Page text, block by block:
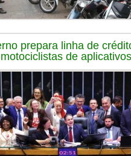
prepara linha de
de aplicativos